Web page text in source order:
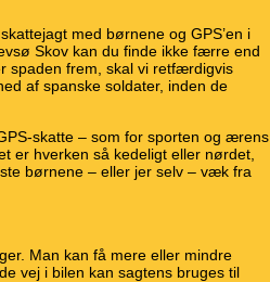
med børnene og GPS’en i
Skov kan du finde ikke færre end
spaden frem, skal vi retfærdigvis
af spanske soldater, inden de
skatte – som for sporten og ærens
er hverken så kedeligt eller nørdet,
børnene – eller jer selv – væk fra
Man kan få mere eller mindre
vej i bilen kan sagtens bruges til